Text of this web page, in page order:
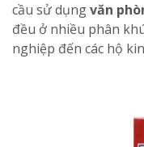
cầu sử dụngvăn
đều ở nhiều phân
nghiệp đến các hộ